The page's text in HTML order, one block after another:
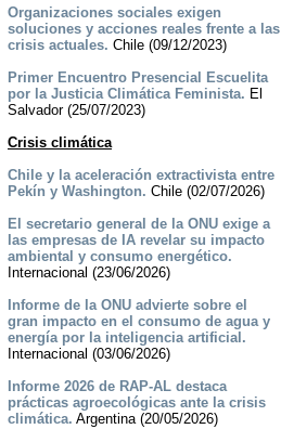
Organizaciones sociales exigen
soluciones y acciones reales frente a las
crisis actuales. Chile (09/12/2023)
Primer Encuentro Presencial Escuelita
por la Justicia Climática Feminista. El
Salvador (25/07/2023)
Crisis climática
Chile y la aceleración extractivista entre
Pekín y Washington. Chile (02/07/2026)
El secretario general de la ONU exige a
las empresas de IA revelar su impacto
ambiental y consumo energético.
Internacional (23/06/2026)
Informe de la ONU advierte sobre el
gran impacto en el consumo de agua y
energía por la inteligencia artificial.
Internacional (03/06/2026)
Informe 2026 de RAP-AL destaca
prácticas agroecológicas ante la crisis
climática. Argentina (20/05/2026)